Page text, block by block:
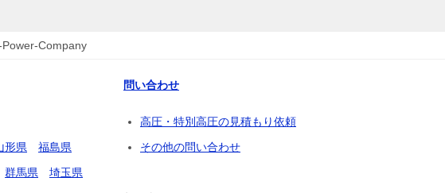
Company
形県
福島県
群馬県
埼玉県
問い合わせ
高圧・特別高圧の見積もり依頼
その他の問い合わせ